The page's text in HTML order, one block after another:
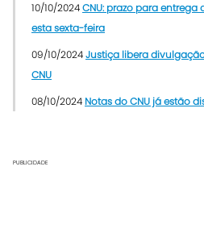
10/10/2024CNU: prazo para
esta sexta-feira
09/10/2024Justiça libera
CNU
08/10/2024 Notas do CNU já estão
PUBLICIDADE